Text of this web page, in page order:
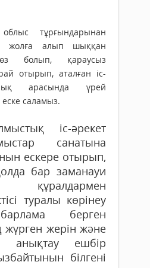
тұрғындарынан
жолға алып шыққан
болып, қараусыз
отырып, аталған іс-
арасында үрей
саламыз.
іс-әрекет
санатына
ескере отырып,
бар заманауи
құралдармен
туралы көрінеу
берген
жүрген жерін және
анықтау ешбір
білгені